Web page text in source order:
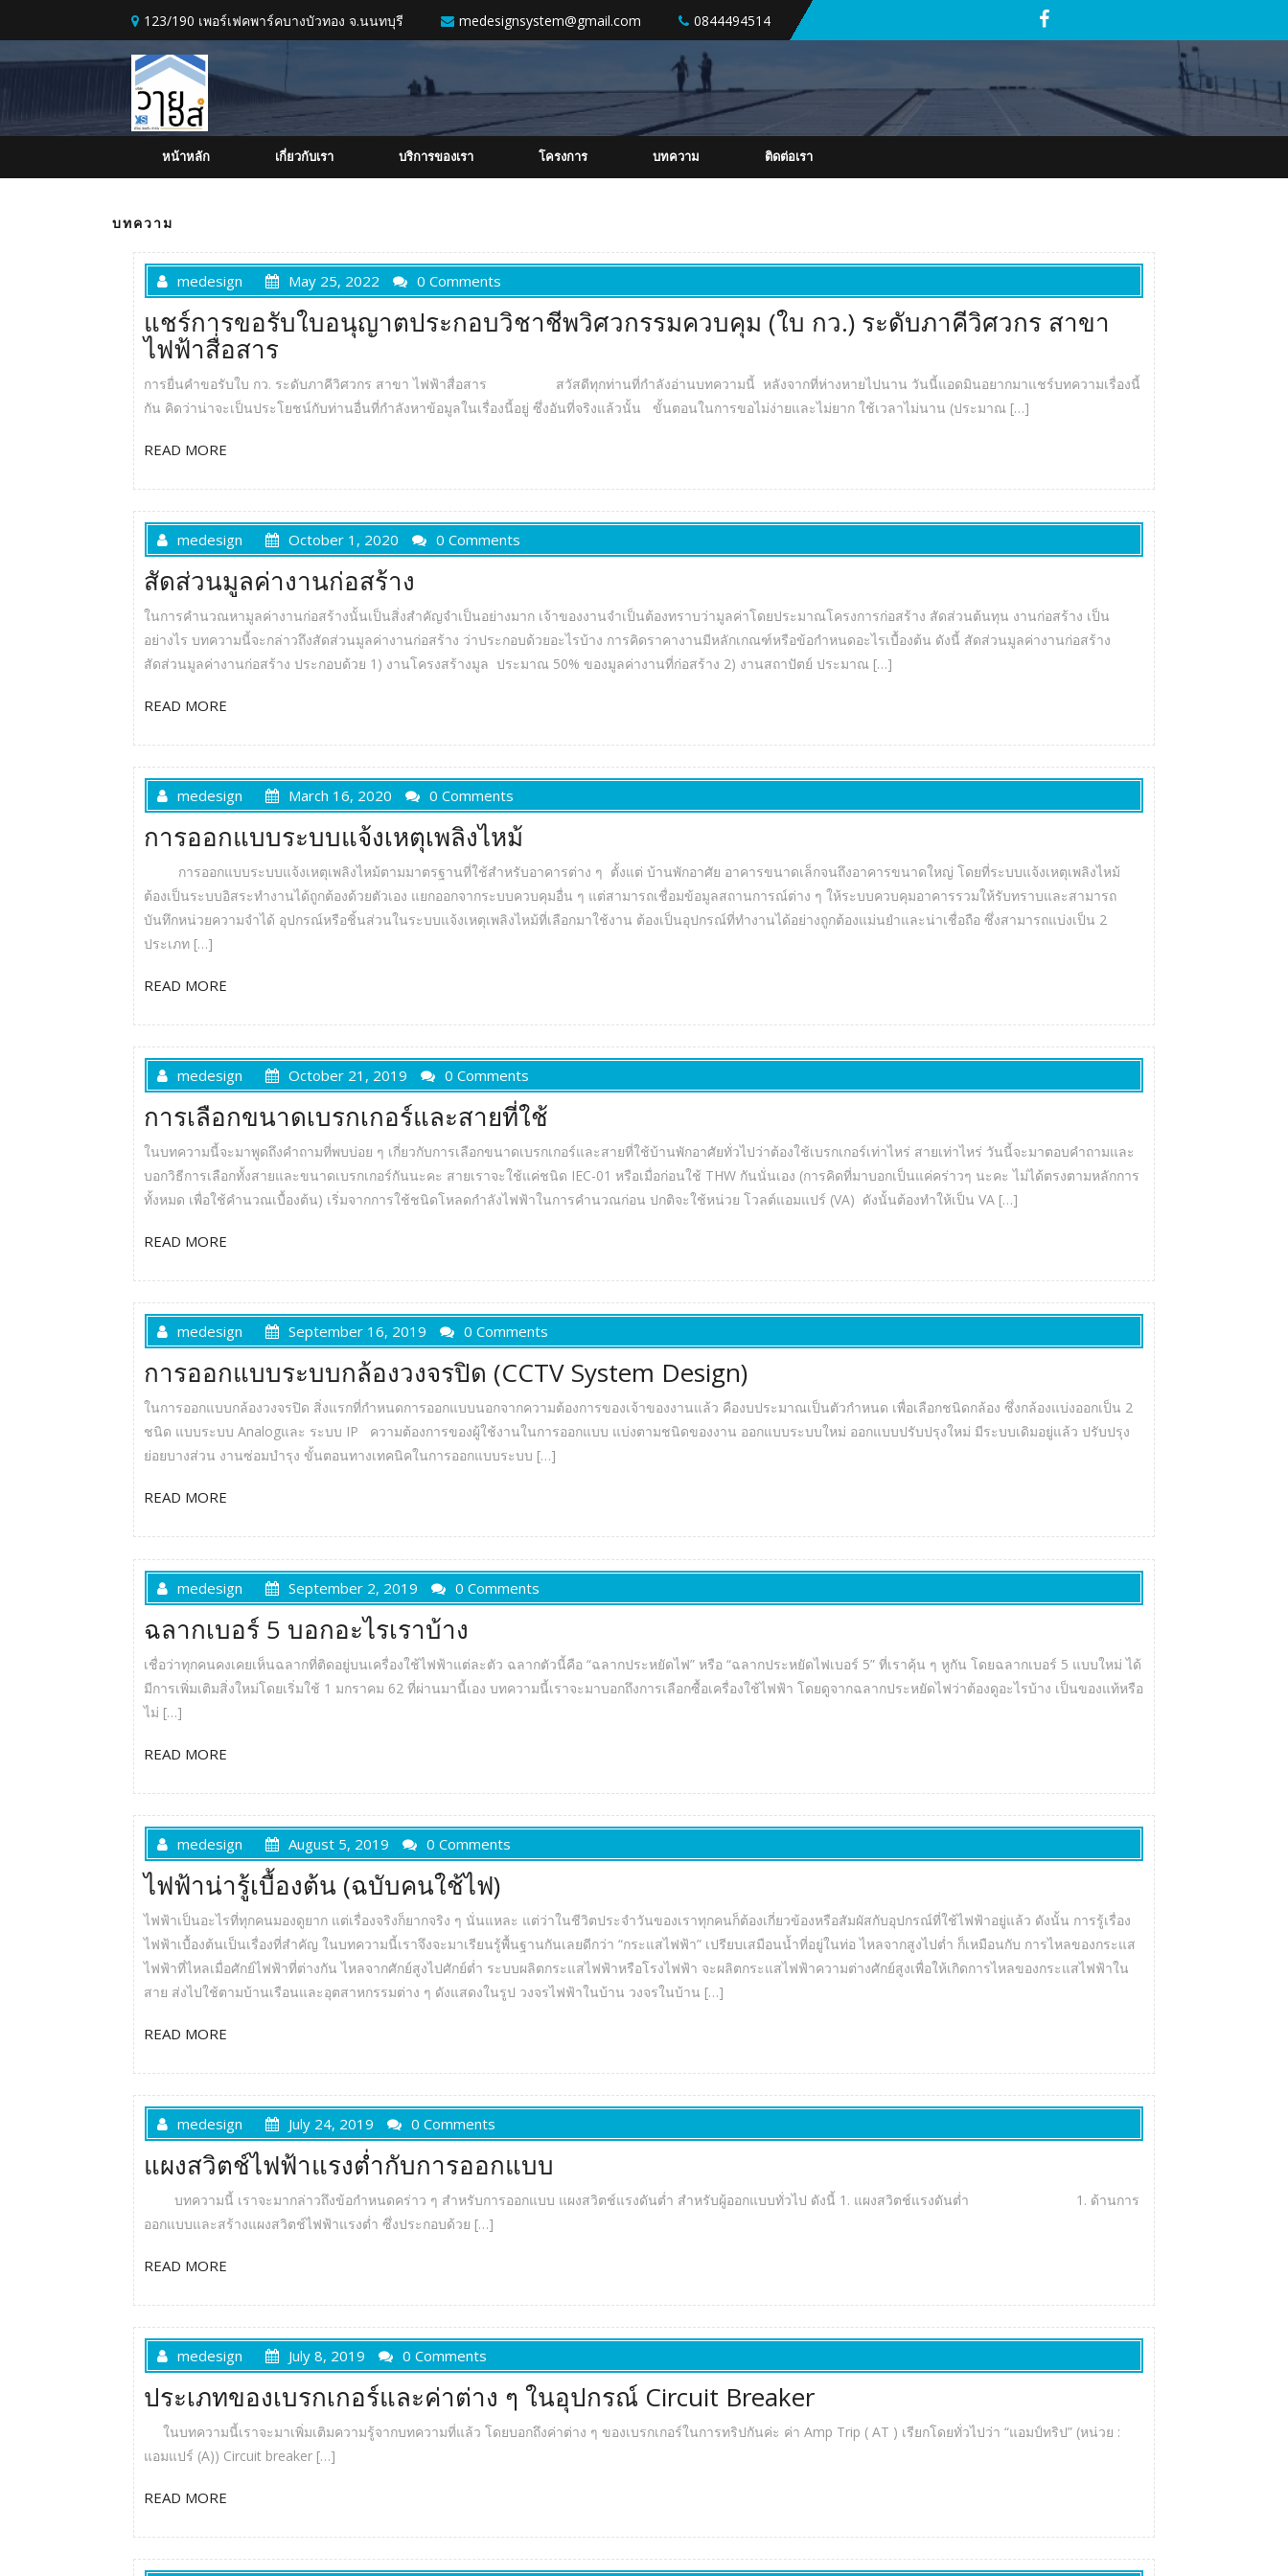
123/190 เพอร์เฟคพาร์คบางบัวทอง จ.นนทบุรี medesignsystem@gmail.com 0844494514
หน้าหลัก เกี่ยวกับเรา บริการของเรา โครงการ บทความ ติดต่อเรา
บทความ
medesign May 25, 2022 0 Comments
แชร์การขอรับใบอนุญาตประกอบวิชาชีพวิศวกรรมควบคุม (ใบ กว.) ระดับภาคีวิศวกร สาขา
ไฟฟ้าสื่อสาร
การยื่นคำขอรับใบ กว. ระดับภาคีวิศวกร สาขา ไฟฟ้าสื่อสาร สวัสดีทุกท่านที่กำลังอ่านบทความนี้ หลังจากที่ห่างหายไปนาน วันนี้แอดมินอยากมาแชร์บทความเรื่องนี้
กัน คิดว่าน่าจะเป็นประโยชน์กับท่านอื่นที่กำลังหาข้อมูลในเรื่องนี้อยู่ ซึ่งอันที่จริงแล้วนั้น ขั้นตอนในการขอไม่ง่ายและไม่ยาก ใช้เวลาไม่นาน (ประมาณ […]
READ MORE
medesign October 1, 2020 0 Comments
สัดส่วนมูลค่างานก่อสร้าง
ในการคำนวณหามูลค่างานก่อสร้างนั้นเป็นสิ่งสำคัญจำเป็นอย่างมาก เจ้าของงานจำเป็นต้องทราบว่ามูลค่าโดยประมาณโครงการก่อสร้าง สัดส่วนต้นทุน งานก่อสร้าง เป็น
อย่างไร บทความนี้จะกล่าวถึงสัดส่วนมูลค่างานก่อสร้าง ว่าประกอบด้วยอะไรบ้าง การคิดราคางานมีหลักเกณฑ์หรือข้อกำหนดอะไรเบื้องต้น ดังนี้ สัดส่วนมูลค่างานก่อสร้าง
สัดส่วนมูลค่างานก่อสร้าง ประกอบด้วย 1) งานโครงสร้างมูล ประมาณ 50% ของมูลค่างานที่ก่อสร้าง 2) งานสถาปัตย์ ประมาณ […]
READ MORE
medesign March 16, 2020 0 Comments
การออกแบบระบบแจ้งเหตุเพลิงไหม้
การออกแบบระบบแจ้งเหตุเพลิงไหม้ตามมาตรฐานที่ใช้สำหรับอาคารต่าง ๆ ตั้งแต่ บ้านพักอาศัย อาคารขนาดเล็กจนถึงอาคารขนาดใหญ่ โดยที่ระบบแจ้งเหตุเพลิงไหม้
ต้องเป็นระบบอิสระทำงานได้ถูกต้องด้วยตัวเอง แยกออกจากระบบควบคุมอื่น ๆ แต่สามารถเชื่อมข้อมูลสถานการณ์ต่าง ๆ ให้ระบบควบคุมอาคารรวมให้รับทราบและสามารถ
บันทึกหน่วยความจำได้ อุปกรณ์หรือชิ้นส่วนในระบบแจ้งเหตุเพลิงไหม้ที่เลือกมาใช้งาน ต้องเป็นอุปกรณ์ที่ทำงานได้อย่างถูกต้องแม่นยำและน่าเชื่อถือ ซึ่งสามารถแบ่งเป็น 2
ประเภท […]
READ MORE
medesign October 21, 2019 0 Comments
การเลือกขนาดเบรกเกอร์และสายที่ใช้
ในบทความนี้จะมาพูดถึงคำถามที่พบบ่อย ๆ เกี่ยวกับการเลือกขนาดเบรกเกอร์และสายที่ใช้บ้านพักอาศัยทั่วไปว่าต้องใช้เบรกเกอร์เท่าไหร่ สายเท่าไหร่ วันนี้จะมาตอบคำถามและ
บอกวิธีการเลือกทั้งสายและขนาดเบรกเกอร์กันนะคะ สายเราจะใช้แค่ชนิด IEC-01 หรือเมื่อก่อนใช้ THW กันนั่นเอง (การคิดที่มาบอกเป็นแค่คร่าวๆ นะคะ ไม่ได้ตรงตามหลักการ
ทั้งหมด เพื่อใช้คำนวณเบื้องต้น) เริ่มจากการใช้ชนิดโหลดกำลังไฟฟ้าในการคำนวณก่อน ปกติจะใช้หน่วย โวลต์แอมแปร์ (VA) ดังนั้นต้องทำให้เป็น VA […]
READ MORE
medesign September 16, 2019 0 Comments
การออกแบบระบบกล้องวงจรปิด (CCTV System Design)
ในการออกแบบกล้องวงจรปิด สิ่งแรกที่กำหนดการออกแบบนอกจากความต้องการของเจ้าของงานแล้ว คืองบประมาณเป็นตัวกำหนด เพื่อเลือกชนิดกล้อง ซึ่งกล้องแบ่งออกเป็น 2
ชนิด แบบระบบ Analogและ ระบบ IP ความต้องการของผู้ใช้งานในการออกแบบ แบ่งตามชนิดของงาน ออกแบบระบบใหม่ ออกแบบปรับปรุงใหม่ มีระบบเดิมอยู่แล้ว ปรับปรุง
ย่อยบางส่วน งานซ่อมบำรุง ขั้นตอนทางเทคนิคในการออกแบบระบบ […]
READ MORE
medesign September 2, 2019 0 Comments
ฉลากเบอร์ 5 บอกอะไรเราบ้าง
เชื่อว่าทุกคนคงเคยเห็นฉลากที่ติดอยู่บนเครื่องใช้ไฟฟ้าแต่ละตัว ฉลากตัวนี้คือ “ฉลากประหยัดไฟ” หรือ “ฉลากประหยัดไฟเบอร์ 5” ที่เราคุ้น ๆ หูกัน โดยฉลากเบอร์ 5 แบบใหม่ ได้
มีการเพิ่มเติมสิ่งใหม่โดยเริ่มใช้ 1 มกราคม 62 ที่ผ่านมานี้เอง บทความนี้เราจะมาบอกถึงการเลือกซื้อเครื่องใช้ไฟฟ้า โดยดูจากฉลากประหยัดไฟว่าต้องดูอะไรบ้าง เป็นของแท้หรือ
ไม่ […]
READ MORE
medesign August 5, 2019 0 Comments
ไฟฟ้าน่ารู้เบื้องต้น (ฉบับคนใช้ไฟ)
ไฟฟ้าเป็นอะไรที่ทุกคนมองดูยาก แต่เรื่องจริงก็ยากจริง ๆ นั่นแหละ แต่ว่าในชีวิตประจำวันของเราทุกคนก็ต้องเกี่ยวข้องหรือสัมผัสกับอุปกรณ์ที่ใช้ไฟฟ้าอยู่แล้ว ดังนั้น การรู้เรื่อง
ไฟฟ้าเบื้องต้นเป็นเรื่องที่สำคัญ ในบทความนี้เราจึงจะมาเรียนรู้พื้นฐานกันเลยดีกว่า “กระแสไฟฟ้า” เปรียบเสมือนน้ำที่อยู่ในท่อ ไหลจากสูงไปต่ำ ก็เหมือนกับ การไหลของกระแส
ไฟฟ้าที่ไหลเมื่อศักย์ไฟฟ้าที่ต่างกัน ไหลจากศักย์สูงไปศักย์ต่ำ ระบบผลิตกระแสไฟฟ้าหรือโรงไฟฟ้า จะผลิตกระแสไฟฟ้าความต่างศักย์สูงเพื่อให้เกิดการไหลของกระแสไฟฟ้าใน
สาย ส่งไปใช้ตามบ้านเรือนและอุตสาหกรรมต่าง ๆ ดังแสดงในรูป วงจรไฟฟ้าในบ้าน วงจรในบ้าน […]
READ MORE
medesign July 24, 2019 0 Comments
แผงสวิตช์ไฟฟ้าแรงต่ำกับการออกแบบ
บทความนี้ เราจะมากล่าวถึงข้อกำหนดคร่าว ๆ สำหรับการออกแบบ แผงสวิตช์แรงดันต่ำ สำหรับผู้ออกแบบทั่วไป ดังนี้ 1. แผงสวิตช์แรงดันต่ำ 1. ด้านการ
ออกแบบและสร้างแผงสวิตช์ไฟฟ้าแรงต่ำ ซึ่งประกอบด้วย […]
READ MORE
medesign July 8, 2019 0 Comments
ประเภทของเบรกเกอร์และค่าต่าง ๆ ในอุปกรณ์ Circuit Breaker
ในบทความนี้เราจะมาเพิ่มเติมความรู้จากบทความที่แล้ว โดยบอกถึงค่าต่าง ๆ ของเบรกเกอร์ในการทริปกันค่ะ ค่า Amp Trip ( AT ) เรียกโดยทั่วไปว่า “แอมป์ทริป” (หน่วย :
แอมแปร์ (A)) Circuit breaker […]
READ MORE